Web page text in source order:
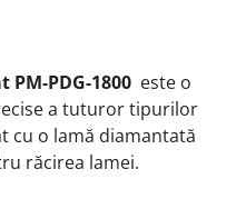
PM-PDG-1800 este o
a tuturor tipurilor
cu o lamă diamantată
răcirea lamei.